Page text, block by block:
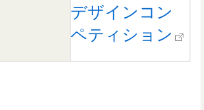
デザインコン
ペティション